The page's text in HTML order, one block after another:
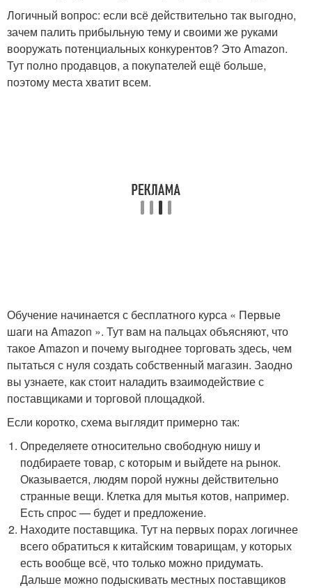
Логичный вопрос: если всё действительно так выгодно,
зачем палить прибыльную тему и своими же руками
вооружать потенциальных конкурентов? Это Amazon.
Тут полно продавцов, а покупателей ещё больше,
поэтому места хватит всем.
Обучение начинается с бесплатного курса « Первые
шаги на Amazon ». Тут вам на пальцах объясняют, что
такое Amazon и почему выгоднее торговать здесь, чем
пытаться с нуля создать собственный магазин. Заодно
вы узнаете, как стоит наладить взаимодействие с
поставщиками и торговой площадкой.
Если коротко, схема выглядит примерно так:
Определяете относительно свободную нишу и
подбираете товар, с которым и выйдете на рынок.
Оказывается, людям порой нужны действительно
странные вещи. Клетка для мытья котов, например.
Есть спрос — будет и предложение.
Находите поставщика. Тут на первых порах логичнее
всего обратиться к китайским товарищам, у которых
есть вообще всё, что только можно придумать.
Дальше можно подыскивать местных поставщиков